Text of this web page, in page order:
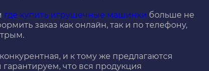
где купить игрушечные машинки больше не
заказ как онлайн, так и по телефону,
и к тому же предлагаются
что вся продукция